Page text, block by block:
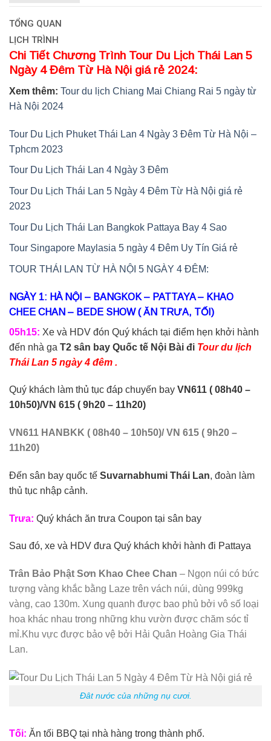
TỔNG QUAN
LỊCH TRÌNH
Chi Tiết Chương Trình Tour Du Lịch Thái Lan 5
Ngày 4 Đêm Từ Hà Nội giá rẻ 2024:
Xem thêm: Tour du lịch Chiang Mai Chiang Rai 5 ngày từ
Hà Nội 2024
Tour Du Lịch Phuket Thái Lan 4 Ngày 3 Đêm Từ Hà Nội –
Tphcm 2023
Tour Du Lịch Thái Lan 4 Ngày 3 Đêm
Tour Du Lịch Thái Lan 5 Ngày 4 Đêm Từ Hà Nội giá rẻ
2023
Tour Du Lịch Thái Lan Bangkok Pattaya Bay 4 Sao
Tour Singapore Maylasia 5 ngày 4 Đêm Uy Tín Giá rẻ
TOUR THÁI LAN TỪ HÀ NỘI 5 NGÀY 4 ĐÊM:
NGÀY 1: HÀ NỘI – BANGKOK – PATTAYA – KHAO
CHEE CHAN – BEDE SHOW ( ĂN TRƯA, TỐI)
05h15: Xe và HDV đón Quý khách tại điểm hẹn khởi hành
đến nhà ga T2 sân bay Quốc tế Nội Bài đi Tour du lịch
Thái Lan 5 ngày 4 đêm .
Quý khách làm thủ tục đáp chuyến bay VN611 ( 08h40 –
10h50)/VN 615 ( 9h20 – 11h20)
VN611 HAN BKK ( 08h40 – 10h50)/ VN 615 ( 9h20 –
11h20)
Đến sân bay quốc tế Suvarnabhumi Thái Lan, đoàn làm
thủ tục nhập cảnh.
Trưa: Quý khách ăn trưa Coupon tại sân bay
Sau đó, xe và HDV đưa Quý khách khởi hành đi Pattaya
Trân Bảo Phật Sơn Khao Chee Chan – Ngọn núi có bức
tượng vàng khắc bằng Laze trên vách núi, dùng 999kg
vàng, cao 130m. Xung quanh được bao phủ bởi vô số loại
hoa khác nhau trong những khu vườn được chăm sóc tỉ
mỉ.Khu vực được bảo vệ bởi Hải Quân Hoàng Gia Thái
Lan.
Đât nước của những nụ cươi.
Tối: Ăn tối BBQ tại nhà hàng trong thành phố.